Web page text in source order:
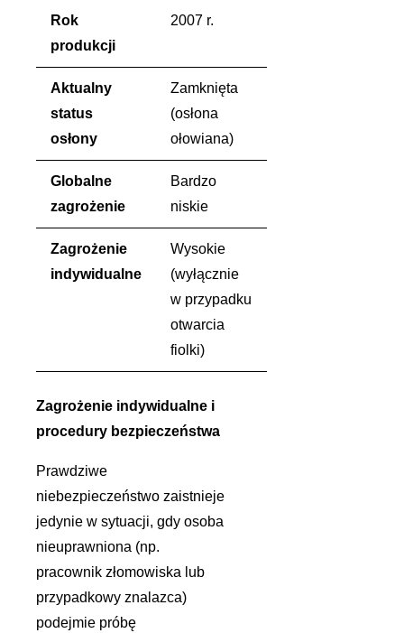
Rok
produkcji
2007 r.
Aktualny
status
osłony
Zamknięta
(osłona
ołowiana)
Globalne
zagrożenie
Bardzo
niskie
Zagrożenie
indywidualne
Wysokie
(wyłącznie
w przypadku
otwarcia
fiolki)
Zagrożenie indywidualne i
procedury bezpieczeństwa
Prawdziwe
niebezpieczeństwo zaistnieje
jedynie w sytuacji, gdy osoba
nieuprawniona (np.
pracownik złomowiska lub
przypadkowy znalazca)
podejmie próbę